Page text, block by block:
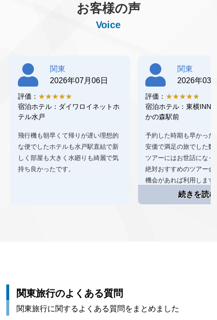
お客様の声
Voice
関東
2026年07月06日
評価： ★★★★★
宿泊ホテル：ダイワロイネットホ
テル水戸
飛行機も朝早くて帰りが遅い理想的
な便でしたホテルも水戸駅直結で新
しく部屋も大きく水廻りも綺麗で気
持ち良かったです。
関東
2026年03
評価： ★★★★★
宿泊ホテル：東横INN
かの森駅前
予約した時期も早かった
安価で満足の旅でした数
ツアーにはお世話になっ
絶対おすすめのツアー会
機会があれば利用します
関東旅行のよくある質問
関東旅行に関するよくある質問をまとめました